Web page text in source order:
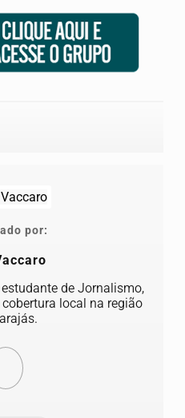
por:
estudante de Jornalismo,
local na região